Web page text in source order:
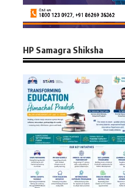
HP Samagra Shiksha